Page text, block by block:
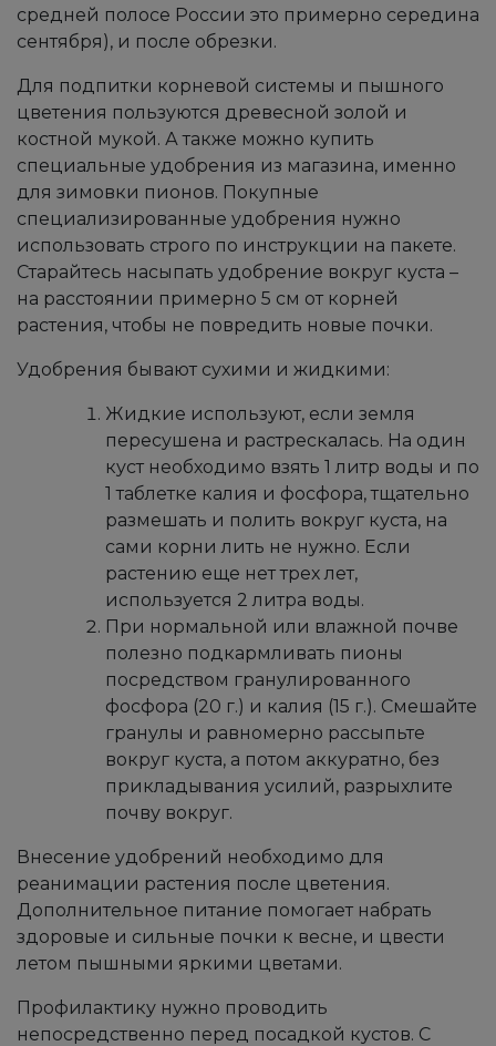
средней полосе России это примерно середина
сентября), и после обрезки.
Для подпитки корневой системы и пышного
цветения пользуются древесной золой и
костной мукой. А также можно купить
специальные удобрения из магазина, именно
для зимовки пионов. Покупные
специализированные удобрения нужно
использовать строго по инструкции на пакете.
Старайтесь насыпать удобрение вокруг куста –
на расстоянии примерно 5 см от корней
растения, чтобы не повредить новые почки.
Удобрения бывают сухими и жидкими:
Жидкие используют, если земля
пересушена и растрескалась. На один
куст необходимо взять 1 литр воды и по
1 таблетке калия и фосфора, тщательно
размешать и полить вокруг куста, на
сами корни лить не нужно. Если
растению еще нет трех лет,
используется 2 литра воды.
При нормальной или влажной почве
полезно подкармливать пионы
посредством гранулированного
фосфора (20 г.) и калия (15 г.). Смешайте
гранулы и равномерно рассыпьте
вокруг куста, а потом аккуратно, без
прикладывания усилий, разрыхлите
почву вокруг.
Внесение удобрений необходимо для
реанимации растения после цветения.
Дополнительное питание помогает набрать
здоровые и сильные почки к весне, и цвести
летом пышными яркими цветами.
Профилактику нужно проводить
непосредственно перед посадкой кустов. С